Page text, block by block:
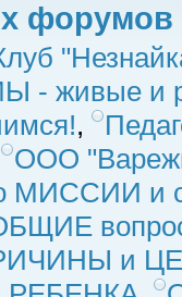
форумов
- живые и
,
ООО
МИССИИ и
и